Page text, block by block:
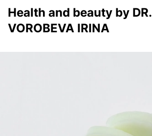
Health and beauty by DR.
VOROBEVA IRINA